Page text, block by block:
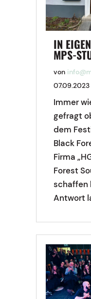
IN
MPS-
von
07.09.2023
Immer
gefragt
dem
Black
Firma
Forest
schaffen
Antwort